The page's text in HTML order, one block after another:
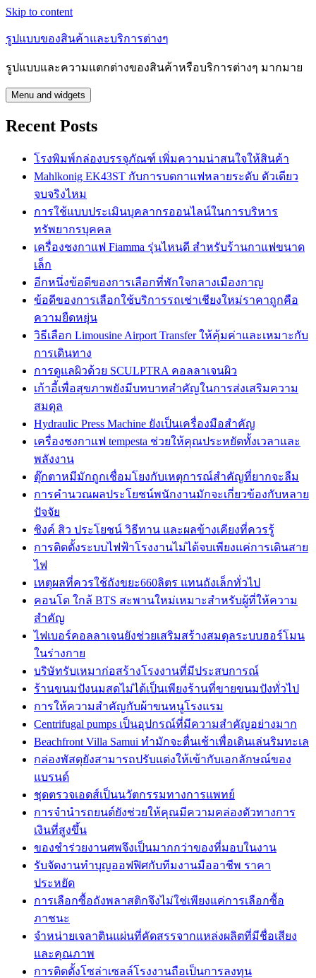
Skip to content
รูปแบบของสินค้าและบริการต่างๆ
รูปแบบและความแตกต่างของสินค้าหรือบริการต่างๆ มากมาย
Menu and widgets
Recent Posts
โรงพิมพ์กล่องบรรจุภัณฑ์ เพิ่มความน่าสนใจให้สินค้า
Mahlkonig EK43ST กับการบดกาแฟหลายระดับ ตัวเดียว
จบจริงไหม
การใช้แบบประเมินบุคลากรออนไลน์ในการบริหาร
ทรัพยากรบุคคล
เครื่องชงกาแฟ Fiamma รุ่นไหนดี สำหรับร้านกาแฟขนาด
เล็ก
อีกหนึ่งข้อดีของการเลือกที่พักใจกลางเมืองกาญ
ข้อดีของการเลือกใช้บริการรถเช่าเชียงใหม่ราคาถูกคือ
ความยืดหยุ่น
วิธีเลือก Limousine Airport Transfer ให้คุ้มค่าและเหมาะกับ
การเดินทาง
การดูแลผิวด้วย SCULPTRA คอลลาเจนผิว
เก้าอี้เพื่อสุขภาพยังมีบทบาทสำคัญในการส่งเสริมความ
สมดุล
Hydraulic Press Machine ยังเป็นเครื่องมือสำคัญ
เครื่องชงกาแฟ tempesta ช่วยให้คุณประหยัดทั้งเวลาและ
พลังงาน
ตุ๊กตาหมีมักถูกเชื่อมโยงกับเหตุการณ์สำคัญที่ยากจะลืม
การคำนวณผลประโยชน์พนักงานมักจะเกี่ยวข้องกับหลาย
ปัจจัย
ซิงค์ สิว ประโยชน์ วิธีทาน และผลข้างเคียงที่ควรรู้
การติดตั้งระบบไฟฟ้าโรงงานไม่ได้จบเพียงแค่การเดินสาย
ไฟ
เหตุผลที่ควรใช้ถังขยะ660ลิตร แทนถังเล็กทั่วไป
คอนโด ใกล้ BTS สะพานใหม่เหมาะสำหรับผู้ที่ให้ความ
สำคัญ
ไฟเบอร์คอลลาเจนยังช่วยเสริมสร้างสมดุลระบบฮอร์โมน
ในร่างกาย
บริษัทรับเหมาก่อสร้างโรงงานที่มีประสบการณ์
ร้านขนมปังนมสดไม่ได้เป็นเพียงร้านที่ขายขนมปังทั่วไป
การให้ความสำคัญกับผ้าขนหนูโรงแรม
Centrifugal pumps เป็นอุปกรณ์ที่มีความสำคัญอย่างมาก
Beachfront Villa Samui ทำมักจะตื่นเช้าเพื่อเดินเล่นริมทะเล
กล่องพัสดุยังสามารถปรับแต่งให้เข้ากับเอกลักษณ์ของ
แบรนด์
ชุดตรวจเอดส์เป็นนวัตกรรมทางการแพทย์
การจำนำรถยนต์ยังช่วยให้คุณมีความคล่องตัวทางการ
เงินที่สูงขึ้น
ของชำร่วยงานศพจึงเป็นมากกว่าของที่มอบในงาน
รับจัดงานทำบุญออฟฟิศกับทีมงานมืออาชีพ ราคา
ประหยัด
การเลือกซื้อถังพลาสติกจึงไม่ใช่เพียงแค่การเลือกซื้อ
ภาชนะ
จำหน่ายเจลาตินแผ่นที่คัดสรรจากแหล่งผลิตที่มีชื่อเสียง
และคุณภาพ
การติดตั้งโซล่าเซลล์โรงงานถือเป็นการลงทุน